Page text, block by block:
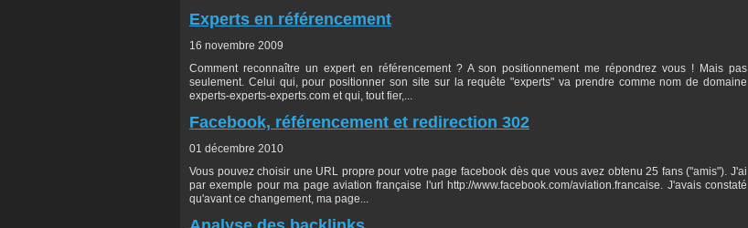
Experts en référencement
16 novembre 2009
Comment reconnaître un expert en référencement ? A son positionnement me répondrez vous ! Mais pas
seulement. Celui qui, pour positionner son site sur la requête "experts" va prendre comme nom de domaine
experts-experts-experts.com et qui, tout fier,...
Facebook, référencement et redirection 302
01 décembre 2010
Vous pouvez choisir une URL propre pour votre page facebook dès que vous avez obtenu 25 fans ("amis"). J'ai
par exemple pour ma page aviation française l'url http://www.facebook.com/aviation.francaise. J'avais constaté
qu'avant ce changement, ma page...